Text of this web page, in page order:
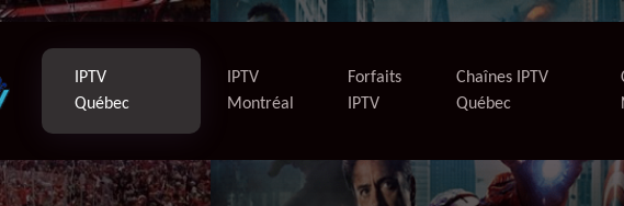
IPTV
Québec
IPTV
Montréal
Forfaits
IPTV
Chaînes IPTV
Québec